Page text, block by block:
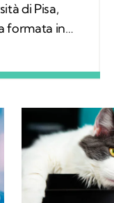
di Pisa,
formata in
relazione